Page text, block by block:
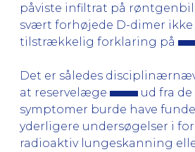
påviste infiltrat på
svært forhøjede D-dimer ikke
tilstrækkelig forklaring på
Det er således
at reservelæge
ud fra de
symptomer burde have
yderligere undersøgelser i
radioaktiv lungeskanning